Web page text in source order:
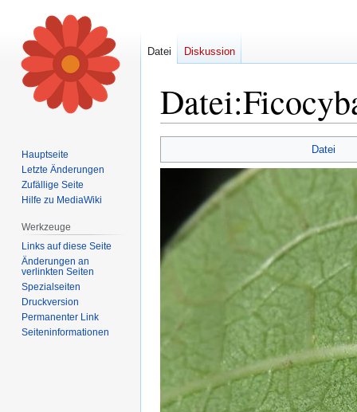
Datei:
Navigation
Suche
Datei
Datei Diskussion
Hauptseite
Letzte Änderungen
Zufällige Seite
Hilfe zu MediaWiki
Werkzeuge
Links auf diese Seite
Änderungen an
verlinkten Seiten
Spezialseiten
Druckversion
Permanenter Link
Seiten­informationen